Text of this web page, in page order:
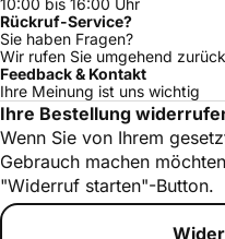
10:00 bis 16:00 Uhr
Rückruf-Service?
Sie haben Fragen?
Wir rufen Sie umgehend
Feedback & Kontakt
Ihre Meinung ist uns wichtig
Ihre Bestellung
Wenn Sie von Ihrem
Gebrauch machen
"Widerruf starten"-Button.